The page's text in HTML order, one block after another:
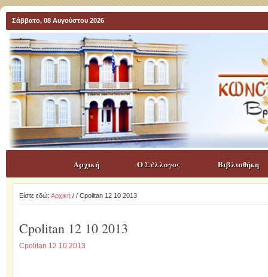
Σάββατο, 08 Αυγούστου 2026
Αρχική Ο Σύλλογος Βιβλιοθήκη
Είστε εδώ: Αρχική/ / Cpolitan 12 10 2013
Cpolitan 12 10 2013
Cpolitan 12 10 2013